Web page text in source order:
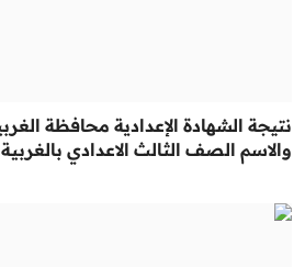
والاسم الصف الثالث الاعدادي بالغربية